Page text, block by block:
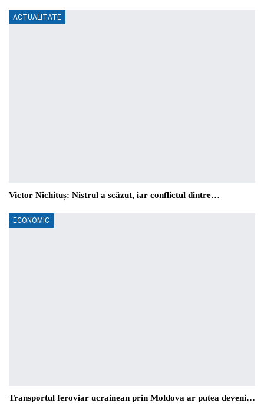
ACTUALITATE
Victor Nichituș: Nistrul a scăzut, iar conflictul dintre…
ECONOMIC
Transportul feroviar ucrainean prin Moldova ar putea deveni…